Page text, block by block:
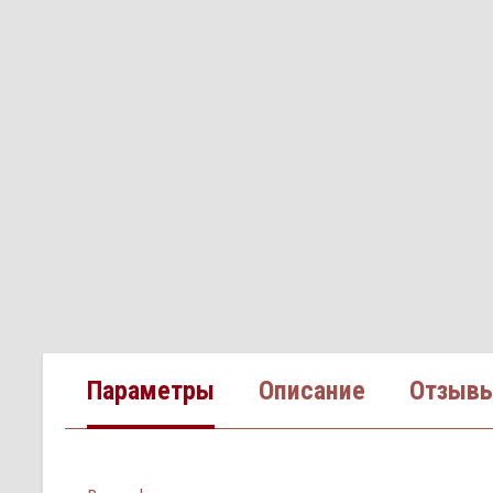
Параметры Описание